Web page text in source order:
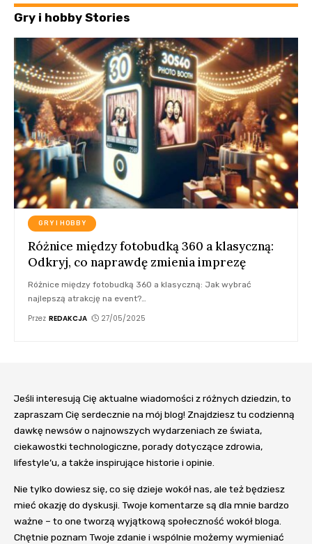
Gry i hobby Stories
GRY I HOBBY
Różnice między fotobudką 360 a klasyczną:
Odkryj, co naprawdę zmienia imprezę
Różnice między fotobudką 360 a klasyczną: Jak wybrać
najlepszą atrakcję na event?
Przez REDAKCJA 27/05/2025
Jeśli interesują Cię aktualne wiadomości z różnych dziedzin, to
zapraszam Cię serdecznie na mój blog! Znajdziesz tu codzienną
dawkę newsów o najnowszych wydarzeniach ze świata,
ciekawostki technologiczne, porady dotyczące zdrowia,
lifestyle’u, a także inspirujące historie i opinie.
Nie tylko dowiesz się, co się dzieje wokół nas, ale też będziesz
mieć okazję do dyskusji. Twoje komentarze są dla mnie bardzo
ważne – to one tworzą wyjątkową społeczność wokół bloga.
Chętnie poznam Twoje zdanie i wspólnie możemy wymieniać